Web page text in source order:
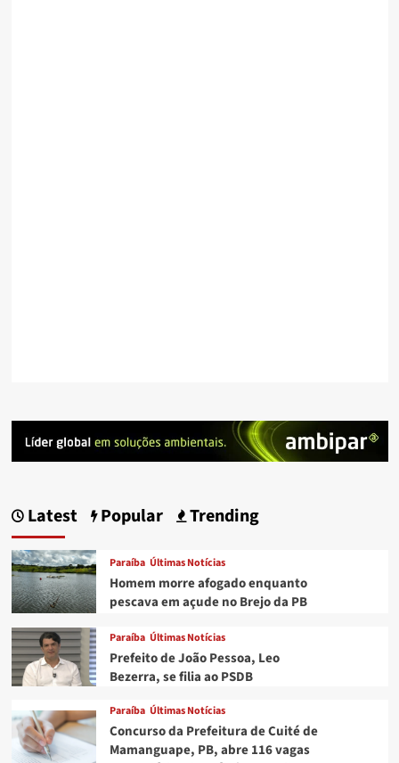
Latest Popular Trending
Paraíba Últimas Notícias
Homem morre afogado enquanto
pescava em açude no Brejo da PB
Paraíba Últimas Notícias
Prefeito de João Pessoa, Leo
Bezerra, se filia ao PSDB
Paraíba Últimas Notícias
Concurso da Prefeitura de Cuité de
Mamanguape, PB, abre 116 vagas